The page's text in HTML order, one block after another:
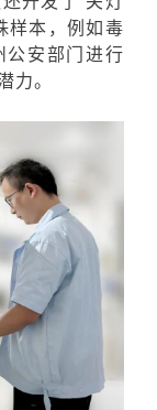
样本，例如毒
公安部门进行
力。